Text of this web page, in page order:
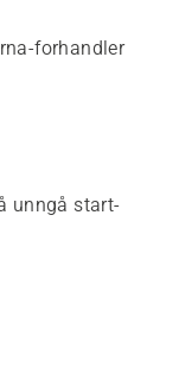
forhandler
unngå start-